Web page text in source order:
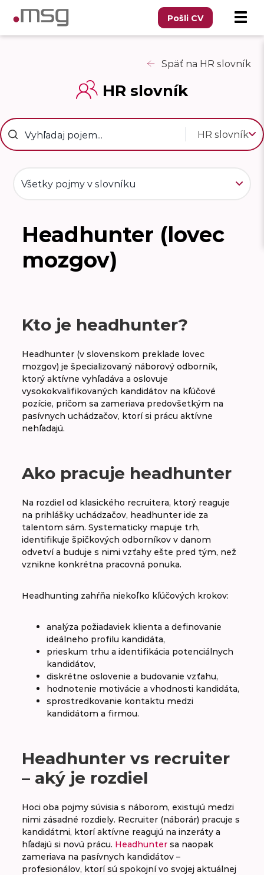
Pošli CV
Späť na HR slovník
HR slovník
HR slovník
Všetky pojmy v slovníku
H
Headhunter
HR – Human Resources
Headhunter (lovec
mozgov)
Kto je headhunter?
Headhunter (v slovenskom preklade lovec
mozgov) je špecializovaný náborový odborník,
ktorý aktívne vyhľadáva a oslovuje
vysokokvalifikovaných kandidátov na kľúčové
pozície, pričom sa zameriava predovšetkým na
pasívnych uchádzačov, ktorí si prácu aktívne
nehľadajú.
Ako pracuje headhunter
Na rozdiel od klasického recruitera, ktorý reaguje
na prihlášky uchádzačov, headhunter ide za
talentom sám. Systematicky mapuje trh,
identifikuje špičkových odborníkov v danom
odvetví a buduje s nimi vzťahy ešte pred tým, než
vznikne konkrétna pracovná ponuka.
Headhunting zahŕňa niekoľko kľúčových krokov:
analýza požiadaviek klienta a definovanie
ideálneho profilu kandidáta,
prieskum trhu a identifikácia potenciálnych
kandidátov,
diskrétne oslovenie a budovanie vzťahu,
hodnotenie motivácie a vhodnosti kandidáta,
sprostredkovanie kontaktu medzi
kandidátom a firmou.
Headhunter vs recruiter
– aký je rozdiel
Hoci oba pojmy súvisia s náborom, existujú medzi
nimi zásadné rozdiely. Recruiter (náborár) pracuje s
kandidátmi, ktorí aktívne reagujú na inzeráty a
hľadajú si novú prácu. Headhunter sa naopak
zameriava na pasívnych kandidátov –
profesionálov, ktorí sú spokojní vo svojej aktuálnej